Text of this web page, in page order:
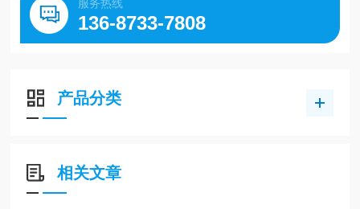
服务热线
136-8733-7808
产品分类
相关文章